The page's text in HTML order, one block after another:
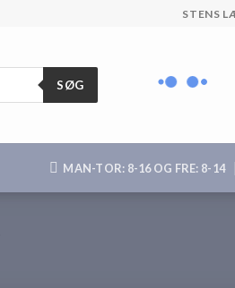
STENS
SØG
MAN-TOR: 8-16 OG FRE: 8-14